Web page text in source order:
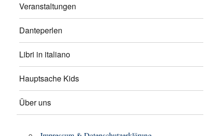
Veranstaltungen
Danteperlen
Libri in italiano
Hauptsache Kids
Über uns